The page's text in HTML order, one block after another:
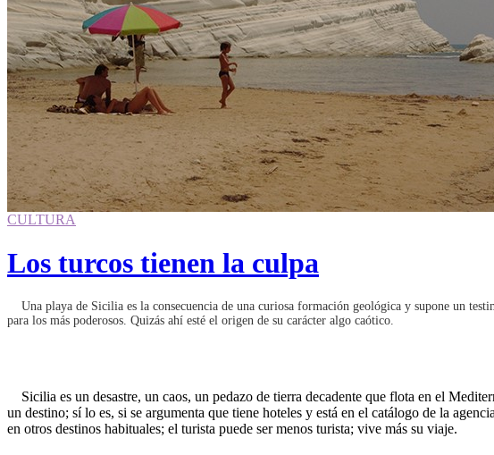
CULTURA
Los turcos tienen la culpa
Una playa de Sicilia es la consecuencia de una curiosa formación geológica y supone un
para los más poderosos. Quizás ahí esté el origen de su carácter algo caótico.
Sicilia es un desastre, un caos, un pedazo de tierra decadente que flota en el
un destino; sí lo es, si se argumenta que tiene hoteles y está en el catálogo de la
en otros destinos habituales; el turista puede ser menos turista; vive más su viaje.